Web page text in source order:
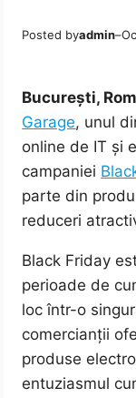
Posted byadmin–
București,
Garage, unul
online de IT și
campaniei
parte din
reduceri
Black Friday
perioade de
loc într-o
comercianții
produse
entuziasmul